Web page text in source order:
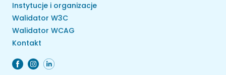
Instytucje i organizacje
Walidator W3C
Walidator WCAG
Kontakt